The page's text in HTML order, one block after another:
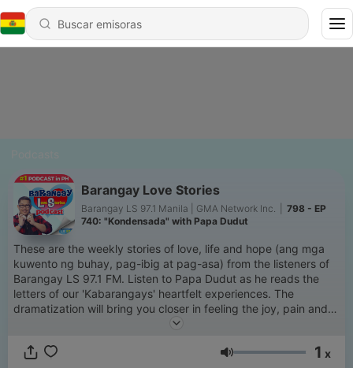
Barangay Love Stories
Barangay LS 97.1 Manila | GMA Network Inc.
798 - EP
740: "Kondensada" with Papa Dudut
These are the weekly stories of love, life and hope (ang mga
kuwento ng buhay, pag-ibig at pag-asa) from the listeners of
Barangay LS 97.1 FM. Listen to Papa Dudut as he reads the
letters of our 'Kabarangays' heartfelt experiences. The
dramatization will bring you closer in feeling the joy, pain and
everything in between of love & life. Siguradong relate-much
Philippines.
Volumen 1 x